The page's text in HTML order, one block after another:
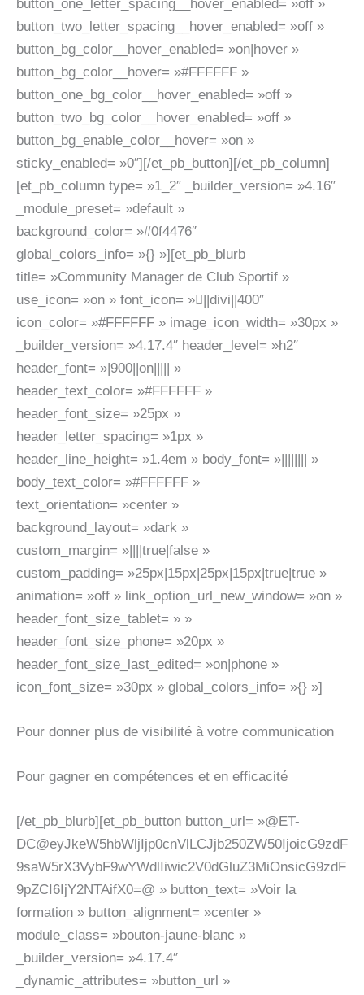
button_one_letter_spacing__hover_enabled= »off »
button_two_letter_spacing__hover_enabled= »off »
button_bg_color__hover_enabled= »on|hover »
button_bg_color__hover= »#FFFFFF »
button_one_bg_color__hover_enabled= »off »
button_two_bg_color__hover_enabled= »off »
button_bg_enable_color__hover= »on »
sticky_enabled= »0″][/et_pb_button][/et_pb_column]
[et_pb_column type= »1_2″ _builder_version= »4.16″
_module_preset= »default »
background_color= »#0f4476″
global_colors_info= »{} »][et_pb_blurb
title= »Community Manager de Club Sportif »
use_icon= »on » font_icon= »||divi||400″
icon_color= »#FFFFFF » image_icon_width= »30px »
_builder_version= »4.17.4″ header_level= »h2″
header_font= »|900||on||||| »
header_text_color= »#FFFFFF »
header_font_size= »25px »
header_letter_spacing= »1px »
header_line_height= »1.4em » body_font= »|||||||| »
body_text_color= »#FFFFFF »
text_orientation= »center »
background_layout= »dark »
custom_margin= »||||true|false »
custom_padding= »25px|15px|25px|15px|true|true »
animation= »off » link_option_url_new_window= »on »
header_font_size_tablet= » »
header_font_size_phone= »20px »
header_font_size_last_edited= »on|phone »
icon_font_size= »30px » global_colors_info= »{} »]
Pour donner plus de visibilité à votre communication
Pour gagner en compétences et en efficacité
[/et_pb_blurb][et_pb_button button_url= »@ET-
DC@eyJkeW5hbWljIjp0cnVlLCJjb250ZW50IjoicG9zdF
9saW5rX3VybF9wYWdlIiwic2V0dGluZ3MiOnsicG9zdF
9pZCI6IjY2NTAifX0=@ » button_text= »Voir la
formation » button_alignment= »center »
module_class= »bouton-jaune-blanc »
_builder_version= »4.17.4″
_dynamic_attributes= »button_url »